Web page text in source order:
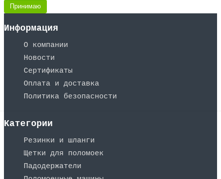
Принимаю
Информация
О компании
Новости
Сертификаты
Оплата и доставка
Политика безопасности
Категории
Резинки и шланги
Щетки для поломоек
Падодержатели